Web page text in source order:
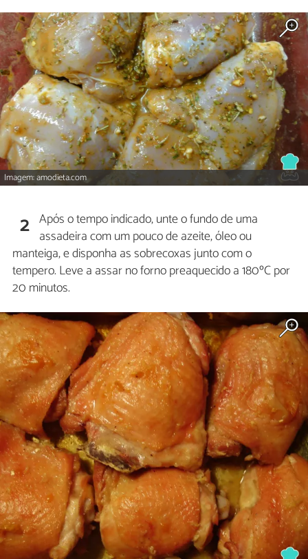
Imagem: amodieta.com
2 Após o tempo indicado, unte o fundo de uma
assadeira com um pouco de azeite, óleo ou
manteiga, e disponha as sobrecoxas junto com o
tempero. Leve a assar no forno preaquecido a 180ºC por
20 minutos.